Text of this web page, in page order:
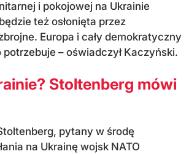
i pokojowej na Ukrainie
też osłonięta przez
Europa i cały demokratyczny
– oświadczył Kaczyński.
Stoltenberg mówi
pytany w środę
na Ukrainę wojsk NATO